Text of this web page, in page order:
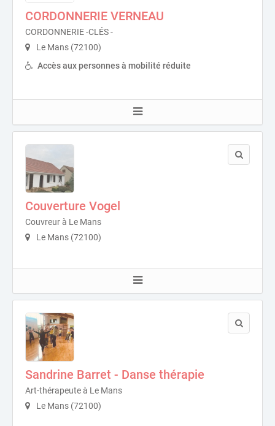
CORDONNERIE VERNEAU
CORDONNERIE -CLÉS -
Le Mans (72100)
Accès aux personnes à mobilité réduite
Couverture Vogel
Couvreur à Le Mans
Le Mans (72100)
Sandrine Barret - Danse thérapie
Art-thérapeute à Le Mans
Le Mans (72100)